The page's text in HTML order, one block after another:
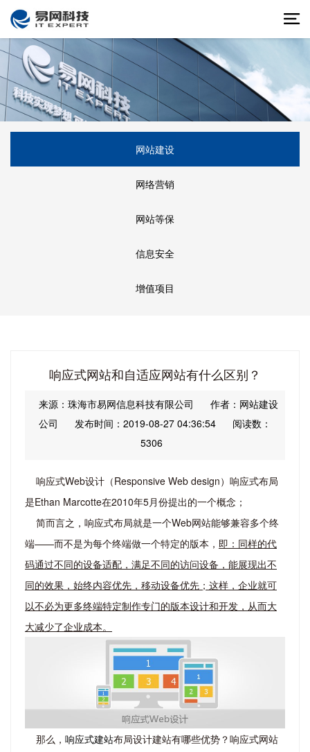
网站建设
网络营销
网站等保
信息安全
增值项目
响应式网站和自适应网站有什么区别？
来源：珠海市易网信息科技有限公司
作者：网站建设
公司
发布时间：2019-08-27 04:36:54
阅读数：
5306
响应式Web设计（Responsive Web design）响应式布局
是Ethan Marcotte在2010年5月份提出的一个概念；
简而言之，响应式布局就是一个Web网站能够兼容多个终
端——而不是为每个终端做一个特定的版本， 即：同样的代
码通过不同的设备适配，满足不同的访问设备，能展现出不
同的效果，始终内容优先，移动设备优先；这样，企业就可
以不必为更多终端特定制作专门的版本设计和开发，从而大
大减少了企业成本。
那么， 响应式建站布局设计建站有哪些优势？响应式网站